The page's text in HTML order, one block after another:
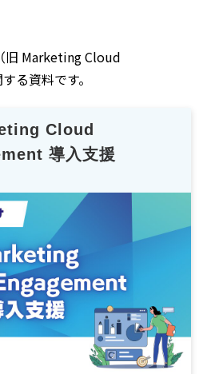
Marketing Cloud
る資料です。
Cloud
導入支援